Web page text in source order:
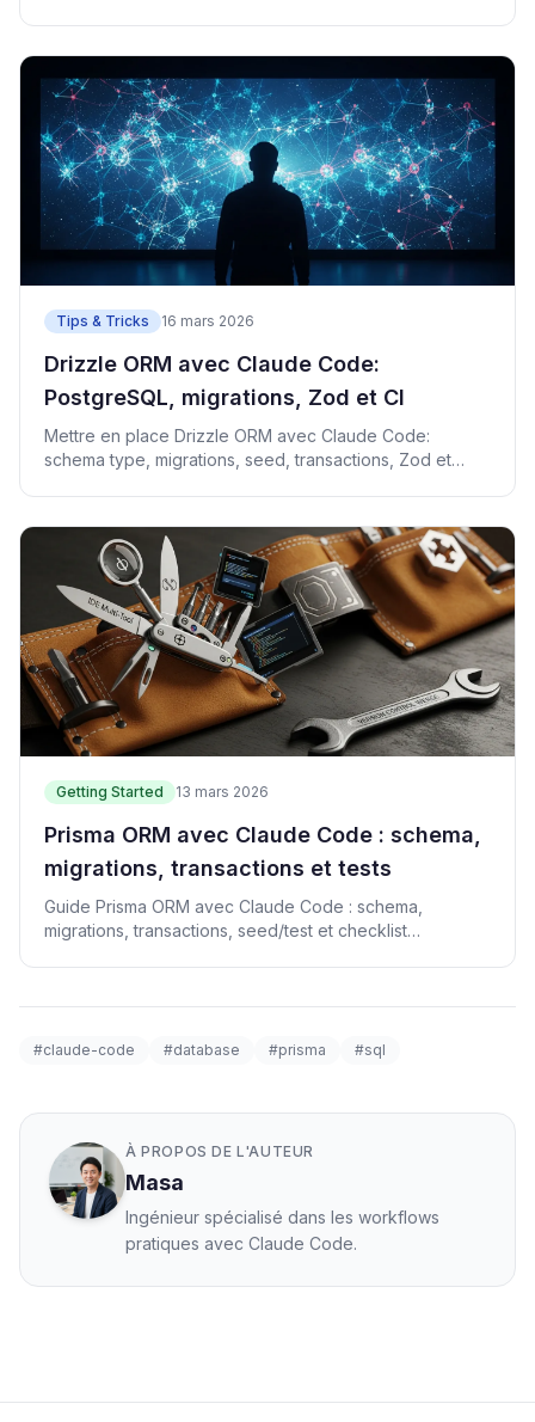
Tips & Tricks 16 mars 2026
Drizzle ORM avec Claude Code:
PostgreSQL, migrations, Zod et CI
Mettre en place Drizzle ORM avec Claude Code:
schema type, migrations, seed, transactions, Zod et
Getting Started 13 mars 2026
Prisma ORM avec Claude Code : schema,
migrations, transactions et tests
Guide Prisma ORM avec Claude Code : schema,
migrations, transactions, seed/test et checklist
#claude-code #database #prisma #sql
À PROPOS DE L'AUTEUR
Masa
Ingénieur spécialisé dans les workflows
pratiques avec Claude Code.